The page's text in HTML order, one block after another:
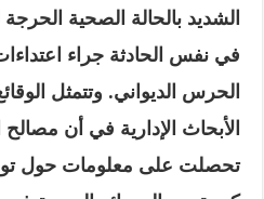
الشديد بالحالة الصحية
في نفس الحادثة جراء
الحرس الديواني. وتتمثل
الأبحاث الإدارية في أن
تحصلت على معلومات حول